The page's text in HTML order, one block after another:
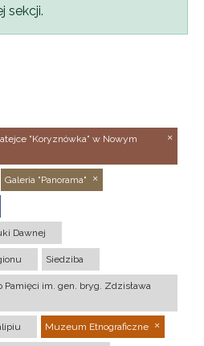
sekcji.
"Koryznówka" w Nowym
Galeria "Panorama"
Dawnej
Siedziba
Pamięci im. gen. bryg. Zdzisława
Muzeum Etnograficzne